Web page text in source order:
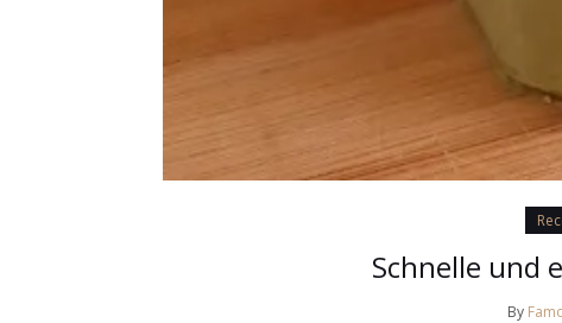
Schnelle und
By